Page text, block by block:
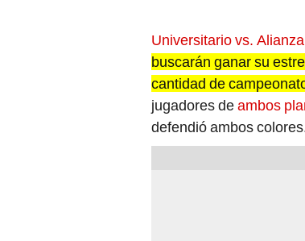
Universitario vs.
buscarán ganar su
cantidad de
jugadores deambos
defendió ambos